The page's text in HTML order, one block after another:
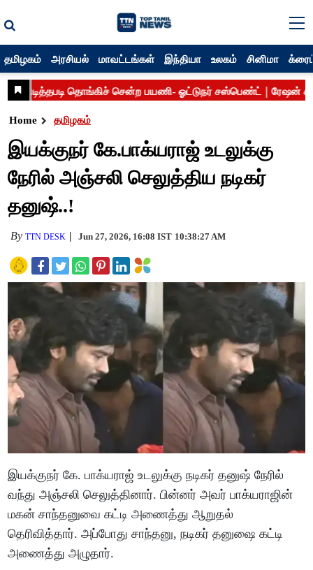
தமிழகம் அரசியல் மாவட்டங்கள் இந்தியா உலகம் சினிமா
Home தமிழகம்
இயக்குநர் கே.பாக்யராஜ் உடலுக்கு
நேரில் அஞ்சலி செலுத்திய நடிகர்
தனுஷ்..!
ByTTN DESK Jun 27, 2026, 16:08 IST 10:38:27 AM
இயக்குநர் கே. பாக்யராஜ் உடலுக்கு நடிகர் தனுஷ் நேரில்
வந்து அஞ்சலி செலுத்தினார். பின்னர் அவர் பாக்யராஜின்
மகன் சாந்தனுவை கட்டி அணைத்து ஆறுதல்
தெரிவித்தார். அப்போது சாந்தனு, நடிகர் தனுஷை கட்டி
அணைத்து அழுதார்.